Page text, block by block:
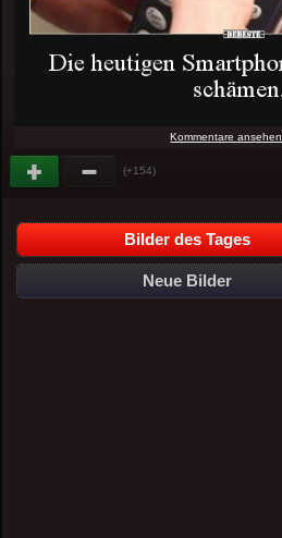
Kommentare
(+154)
Bilder des Tages
Neue Bilder